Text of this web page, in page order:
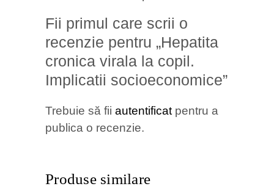
Fii primul care scrii o
recenzie pentru „Hepatita
cronica virala la copil.
Implicatii socioeconomice”
Trebuie să fii autentificat pentru a
publica o recenzie.
Produse similare